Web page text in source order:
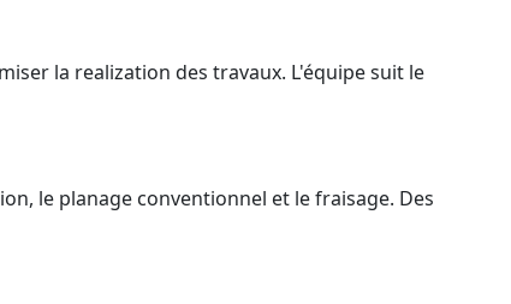
la realization des travaux. L'équipe suit le
le planage conventionnel et le fraisage. Des